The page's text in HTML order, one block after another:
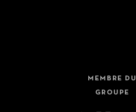
MEMBRE DU
GROUPE